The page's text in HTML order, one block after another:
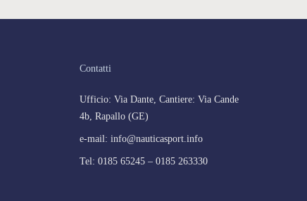
Contatti
Ufficio: Via Dante, Cantiere: Via Cande
4b, Rapallo (GE)
e-mail:info@nauticasport.info
Tel: 0185 65245 – 0185 263330